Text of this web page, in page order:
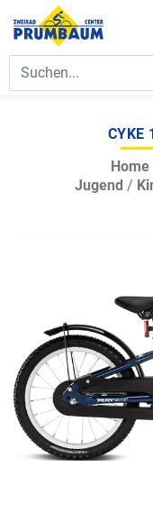
CYKE
Home
Jugend /